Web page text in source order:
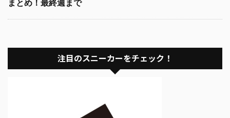
まとめ！最終週まで
注目のスニーカーをチェック！